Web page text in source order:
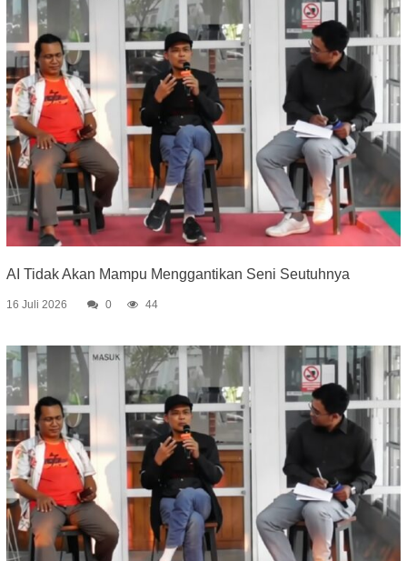
AI Tidak Akan Mampu Menggantikan Seni Seutuhnya
16 Juli 2026 0 44